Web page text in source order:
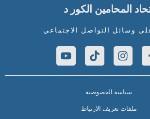
المحامين الكور د
على وسائل التواصل الاجتماعي
سياسة الخصوصية
ملفات تعريف الارتباط